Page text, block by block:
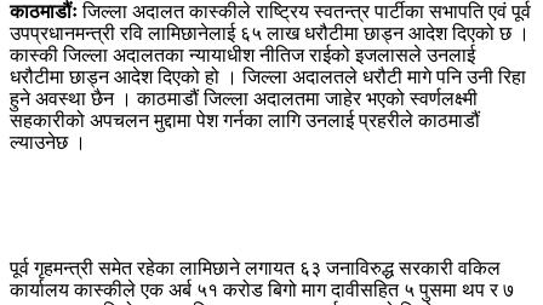
काठमाडौंःजिल्ला अदालत कास्कीले राष्ट्रिय स्वतन्त्र पार्टीका सभापति एवं पूर्व
उपप्रधानमन्त्री रवि लामिछानेलाई ६५ लाख धरौटीमा छाड्न आदेश दिएको छ ।
कास्की जिल्ला अदालतका न्यायाधीश नीतिज राईको इजलासले उनलाई
धरौटीमा छाड्न आदेश दिएको हो । जिल्ला अदालतले धरौटी मागे पनि उनी रिहा
हुने अवस्था छैन । काठमाडौं जिल्ला अदालतमा जाहेर भएको स्वर्णलक्ष्मी
सहकारीको अपचलन मुद्दामा पेश गर्नका लागि उनलाई प्रहरीले काठमाडौं
ल्याउनेछ ।
पूर्व गृहमन्त्री समेत रहेका लामिछाने लगायत ६३ जनाविरुद्ध सरकारी वकिल
कार्यालय कास्कीले एक अर्ब ५१ करोड बिगो माग दावीसहित ५ पुसमा थप र ७